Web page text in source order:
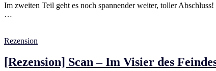
Im zweiten Teil geht es noch spannender weiter, toller
…
Rezension
[Rezension] Scan – Im Visier des